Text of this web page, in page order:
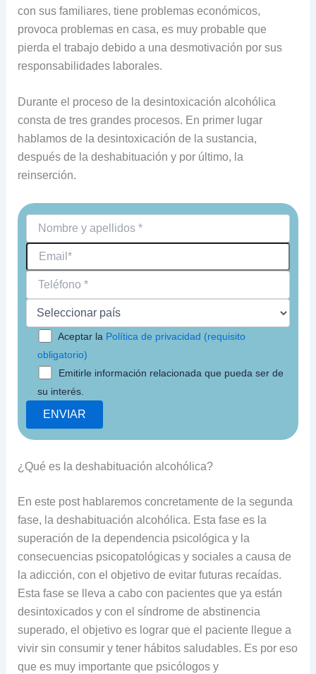
con sus familiares, tiene problemas económicos,
provoca problemas en casa, es muy probable que
pierda el trabajo debido a una desmotivación por sus
responsabilidades laborales.
Durante el proceso de la desintoxicación alcohólica
consta de tres grandes procesos. En primer lugar
hablamos de la desintoxicación de la sustancia,
después de la deshabituación y por último, la
reinserción.
Aceptar la Política de privacidad (requisito
obligatorio)
Emitirle información relacionada que pueda ser de
su interés.
¿Qué es la deshabituación alcohólica?
En este post hablaremos concretamente de la segunda
fase, la deshabituación alcohólica. Esta fase es la
superación de la dependencia psicológica y la
consecuencias psicopatológicas y sociales a causa de
la adicción, con el objetivo de evitar futuras recaídas.
Esta fase se lleva a cabo con pacientes que ya están
desintoxicados y con el síndrome de abstinencia
superado, el objetivo es lograr que el paciente llegue a
vivir sin consumir y tener hábitos saludables. Es por eso
que es muy importante que psicólogos y